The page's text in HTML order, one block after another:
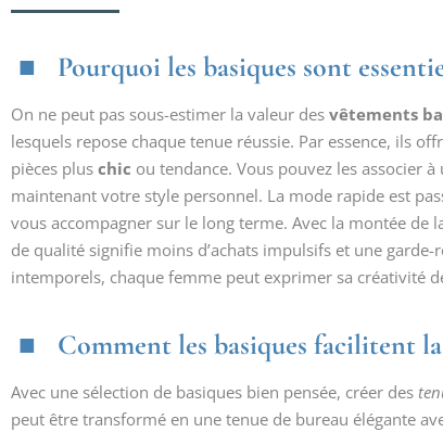
Pourquoi les basiques sont
On ne peut pas sous-estimer la valeur des vêtements
lesquels repose chaque tenue réussie. Par essence, ils
pièces plus chic ou tendance. Vous pouvez les associer à
maintenant votre style personnel. La mode rapide est
vous accompagner sur le long terme. Avec la montée de
de qualité signifie moins d’achats impulsifs et une
intemporels, chaque femme peut exprimer sa créativité
Comment les basiques facilitent
Avec une sélection de basiques bien pensée, créer des
peut être transformé en une tenue de bureau élégante